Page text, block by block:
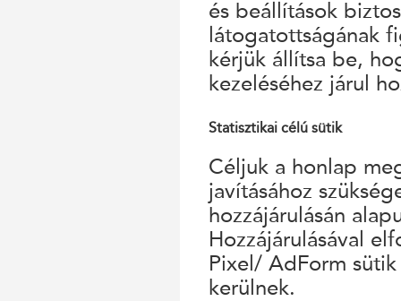
és beállítások
látogatottságának
kérjük állítsa be,
kezeléséhez járul
Statisztikai célú sütik
Céljuk a honlap
javításához
hozzájárulásán
Hozzájárulásával
Pixel/ AdForm
kerülnek.